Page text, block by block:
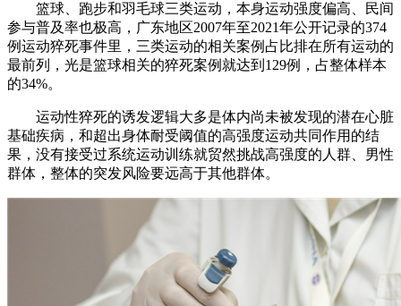
篮球、跑步和羽毛球三类运动，本身运动强度偏高、民间
参与普及率也极高，广东地区2007年至2021年公开记录的374
例运动猝死事件里，三类运动的相关案例占比排在所有运动的
最前列，光是篮球相关的猝死案例就达到129例，占整体样本
的34%。
运动性猝死的诱发逻辑大多是体内尚未被发现的潜在心脏
基础疾病，和超出身体耐受阈值的高强度运动共同作用的结
果，没有接受过系统运动训练就贸然挑战高强度的人群、男性
群体，整体的突发风险要远高于其他群体。